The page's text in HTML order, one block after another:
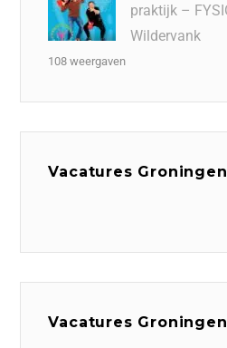
praktijk –
Wildervank
108 weergaven
Vacatures
Vacatures